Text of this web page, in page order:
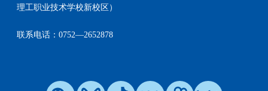
理工职业技术学校新校区）
联系电话：0752—2652878